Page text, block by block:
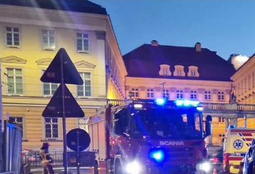
zobaczyć galerię